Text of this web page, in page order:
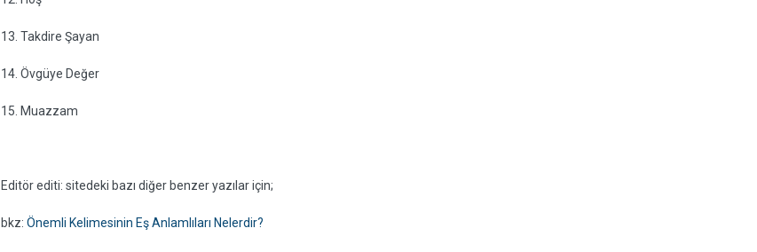
13. Takdire Şayan
14. Övgüye Değer
15. Muazzam
Editör editi: sitedeki bazı diğer benzer yazılar için;
bkz: Önemli Kelimesinin Eş Anlamlıları Nelerdir?